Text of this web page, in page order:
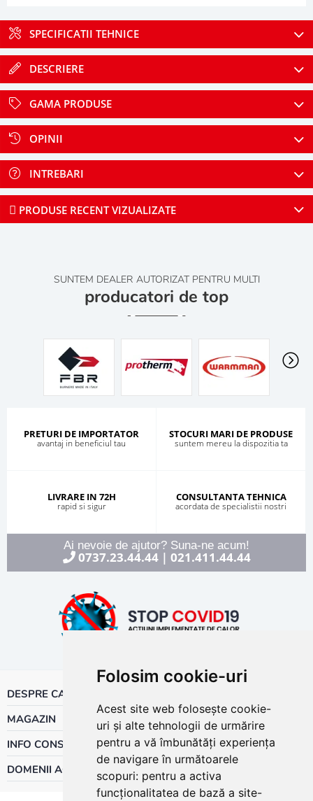
Folosim cookie-uri
Acest site web folosește cookie-
uri și alte tehnologii de urmărire
pentru a vă îmbunătăți experiența
de navigare în următoarele
scopuri: pentru a activa
funcționalitatea de bază a site-
SPECIFICATII TEHNICE
DESCRIERE
GAMA PRODUSE
OPINII
INTREBARI
PRODUSE RECENT VIZUALIZATE
SUNTEM DEALER AUTORIZAT PENTRU MULTI
producatori de top
PRETURI DE IMPORTATOR
avantaj in beneficiul tau
STOCURI MARI DE PRODUSE
suntem mereu la dispozitia ta
LIVRARE IN 72H
rapid si sigur
CONSULTANTA TEHNICA
acordata de specialistii nostri
Ai nevoie de ajutor? Suna-ne acum!
0737.23.44.44| 021.411.44.44
DESPRE CALOR
MAGAZIN
INFO CONSUMATOR
DOMENII ACTIVITATE